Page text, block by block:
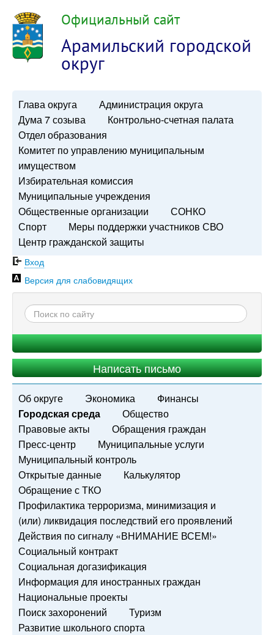
Официальный сайт
Арамильский городской
округ
Глава округа
Администрация округа
Дума 7 созыва
Контрольно-счетная палата
Отдел образования
Комитет по управлению муниципальным
имуществом
Избирательная комиссия
Муниципальные учреждения
Общественные организации
СОНКО
Спорт
Меры поддержки участников СВО
Центр гражданской защиты
Вход
Версия для слабовидящих
Написать письмо
Об округе Экономика
Финансы
Городская среда
Общество
Правовые акты
Обращения граждан
Пресс-центр
Муниципальные услуги
Муниципальный контроль
Открытые данные
Калькулятор
Обращение с ТКО
Профилактика терроризма, минимизация и
(или) ликвидация последствий его проявлений
Действия по сигналу «ВНИМАНИЕ ВСЕМ!»
Социальный контракт
Социальная догазификация
Информация для иностранных граждан
Национальные проекты
Поиск захоронений
Туризм
Развитие школьного спорта